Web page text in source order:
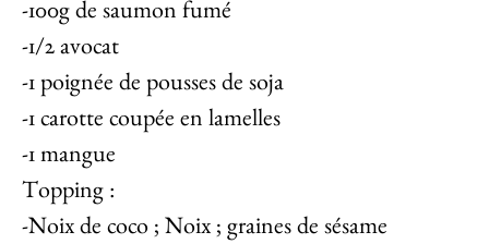
-100g de saumon fumé
-1/2 avocat
-1 poignée de pousses de soja
-1 carotte coupée en lamelles
-1 mangue
Topping :
-Noix de coco ; Noix ; graines de sésame